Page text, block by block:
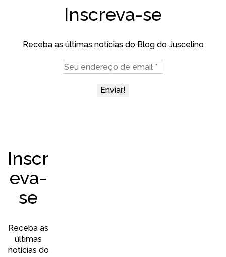
Inscreva-se
Receba as últimas notícias do Blog do Juscelino
Inscr
eva-
se
Receba as
últimas
notícias do